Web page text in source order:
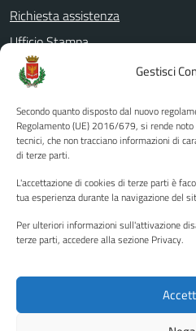
Gestisci
Secondo quanto disposto dal nuovo
Regolamento (UE) 2016/679, si rende
tecnici, che non tracciano informazioni di
di terze parti.
L'accettazione di cookies di terze parti è
tua esperienza durante la navigazione del
Per ulteriori informazioni sull'attivazione
terze parti, accedere alla sezione Privacy.
Richiesta assistenza
Ufficio Stampa
Amministrazione Trasparente
Albo pretorio
Informativa privacy
Note legali
Piano di miglioramento del sito